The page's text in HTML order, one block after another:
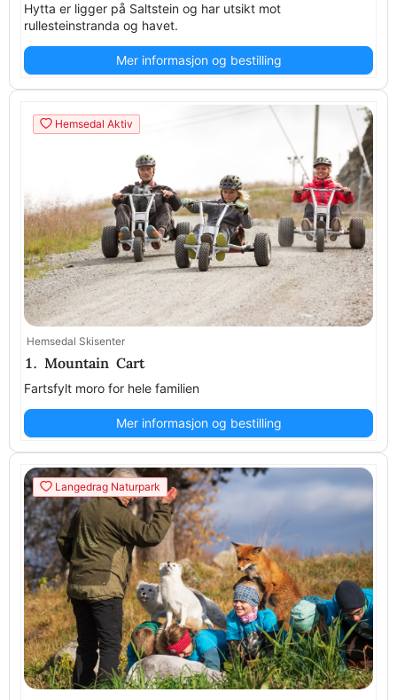
Hytta er ligger på Saltstein og har utsikt mot
rullesteinstranda og havet.
Mer informasjon og bestilling
Hemsedal Aktiv
Hemsedal Skisenter
1. Mountain Cart
Fartsfylt moro for hele familien
Mer informasjon og bestilling
Langedrag Naturpark